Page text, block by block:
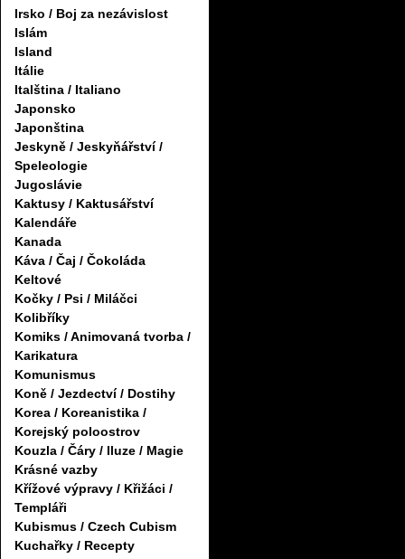
Irsko / Boj za nezávislost
Islám
Island
Itálie
Italština / Italiano
Japonsko
Japonština
Jeskyně / Jeskyňářství /
Speleologie
Jugoslávie
Kaktusy / Kaktusářství
Kalendáře
Kanada
Káva / Čaj / Čokoláda
Keltové
Kočky / Psi / Miláčci
Kolibříky
Komiks / Animovaná tvorba /
Karikatura
Komunismus
Koně / Jezdectví / Dostihy
Korea / Koreanistika /
Korejský poloostrov
Kouzla / Čáry / Iluze / Magie
Krásné vazby
Křížové výpravy / Křižáci /
Templáři
Kubismus / Czech Cubism
Kuchařky / Recepty